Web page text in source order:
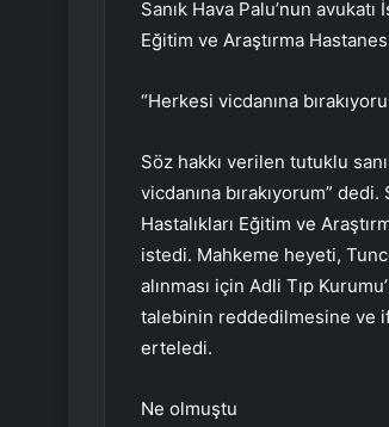
Sanık Hava Palu’nun avukatı
Eğitim ve Araştırma
“Herkesi vicdanına
Söz hakkı verilen tutuklu
vicdanına bırakıyorum” dedi.
Hastalıkları Eğitim ve
istedi. Mahkeme heyeti,
alınması için Adli Tıp
talebinin reddedilmesine ve
erteledi.
Ne olmuştu